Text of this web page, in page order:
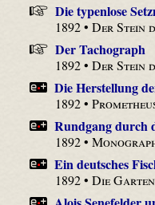
Die typenlose
1892 •Der Stein
Der Tachograph
1892 •Der Stein
Die Herstellung
1892 •
Rundgang durch
1892 •
Ein deutsches
1892 •Die